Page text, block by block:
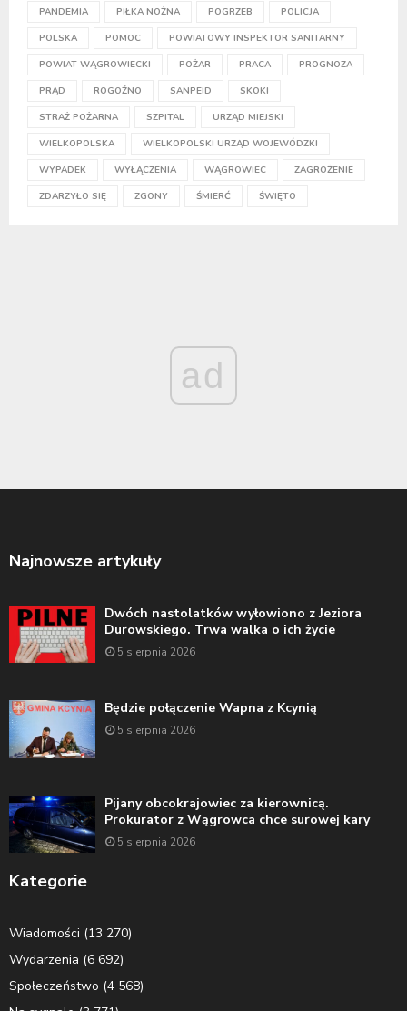
PANDEMIA PIŁKA NOŻNA POGRZEB POLICJA
POLSKA POMOC POWIATOWY INSPEKTOR SANITARNY
POWIAT WĄGROWIECKI POŻAR PRACA PROGNOZA
PRĄD ROGOŹNO SANPEID SKOKI
STRAŻ POŻARNA SZPITAL URZĄD MIEJSKI
WIELKOPOLSKA WIELKOPOLSKI URZĄD WOJEWÓDZKI
WYPADEK WYŁĄCZENIA WĄGROWIEC ZAGROŻENIE
ZDARZYŁO SIĘ ZGONY ŚMIERĆ ŚWIĘTO
ad
Najnowsze artykuły
Dwóch nastolatków wyłowiono z Jeziora
Durowskiego. Trwa walka o ich życie
5 sierpnia 2026
Będzie połączenie Wapna z Kcynią
5 sierpnia 2026
Pijany obcokrajowiec za kierownicą.
Prokurator z Wągrowca chce surowej kary
5 sierpnia 2026
Kategorie
Wiadomości (13 270)
Wydarzenia (6 692)
Społeczeństwo (4 568)